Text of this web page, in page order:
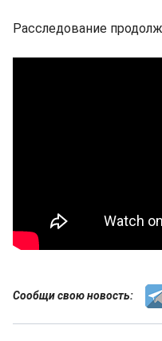
Расследование
Сообщи свою новость: